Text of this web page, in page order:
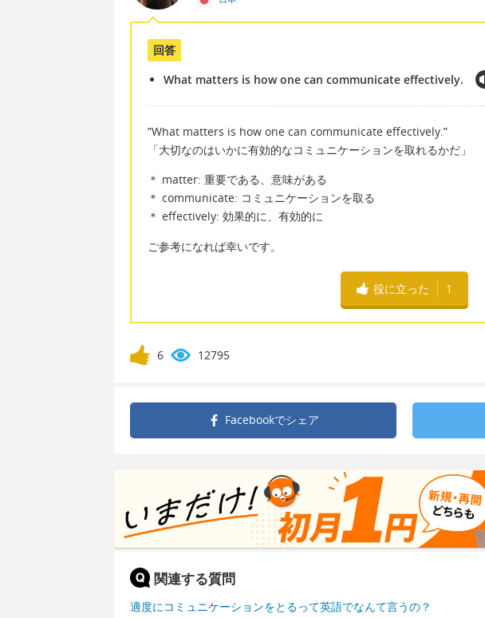
回答
What matters is how one can communicate effectively.
”What matters is how one can communicate effectively.”
「大切なのはいかに有効的なコミュニケーションを取れるかだ」
＊ matter: 重要である、意味がある
＊ communicate: コミュニケーションを取る
＊ effectively: 効果的に、有効的に
ご参考になれば幸いです。
役に立った 1
6 12795
Facebookでシェア
関連する質問
適度にコミュニケーションをとるって英語でなんて言うの？